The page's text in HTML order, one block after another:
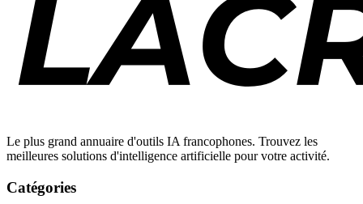
Le plus grand annuaire d'outils IA francophones. Trouvez les
meilleures solutions d'intelligence artificielle pour votre activité.
Catégories